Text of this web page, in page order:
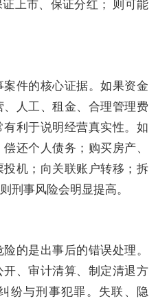
上市、保证分红； 则可能
件的核心证据。如果资金
人工、租金、合理管理费
利于说明经营真实性。如
还个人债务；购买房产、
机；向关联账户转移；拆
刑事风险会明显提高。
的是出事后的错误处理。
、审计清算、制定清退方
纷与刑事犯罪。失联、隐